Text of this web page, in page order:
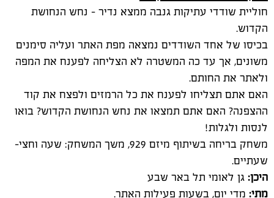
ולאתר את החותם.
האם אתם תצליחו לפענח את כל הרמזים ולפצח את קוד
ההצפנה? האם אתם תמצאו את נחש הנחושת הקדוש? בואו
לנסות ולגלות!
שעתיים.
היכן:גן לאומי תל באר שבע
מתי:מדי יום, בשעות פעילות האתר.
מחיר:ערכת השתתפות במשחק 20 ₪ למשפחה.
בתשלום נוסף על דמי הכניסה לאתר, כניסה חינם למנויי
מטמון.